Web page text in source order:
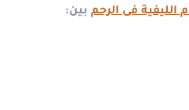
الليفية فى الرحم بين: